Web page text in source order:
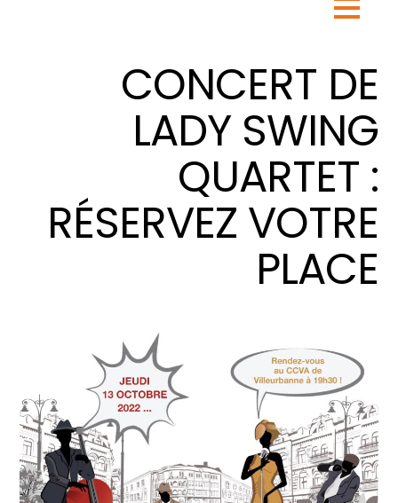
CONCERT DE
LADY SWING
QUARTET :
RÉSERVEZ VOTRE
PLACE